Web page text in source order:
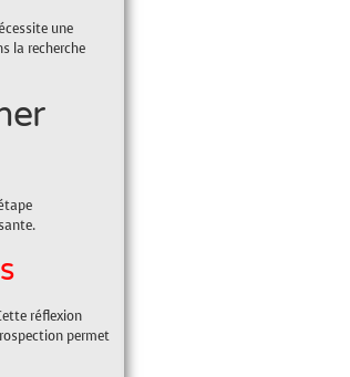
une
la recherche
réflexion
permet